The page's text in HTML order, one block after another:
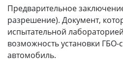
Предварительное
разрешение). Документ,
испытательной
возможность установки
автомобиль.